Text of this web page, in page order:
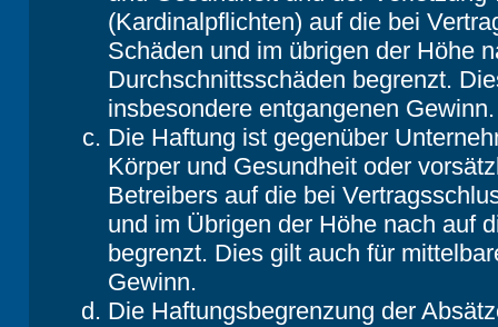
(Kardinalpflichten) auf die bei
Schäden und im übrigen der Höhe
Durchschnittsschäden begrenzt.
insbesondere entgangenen Gewinn.
Die Haftung ist gegenüber
Körper und Gesundheit oder
Betreibers auf die bei
und im Übrigen der Höhe nach auf
begrenzt. Dies gilt auch für
Gewinn.
Die Haftungsbegrenzung der